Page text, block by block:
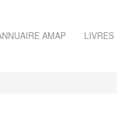
AMAP LIVRES